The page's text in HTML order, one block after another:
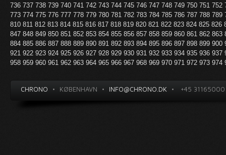
736 737 738 739 740 741 742 743 744 745 746 747 748 749 750 751 752
773 774 775 776 777 778 779 780 781 782 783 784 785 786 787 788 789
810 811 812 813 814 815 816 817 818 819 820 821 822 823 824 825 826
847 848 849 850 851 852 853 854 855 856 857 858 859 860 861 862 863
884 885 886 887 888 889 890 891 892 893 894 895 896 897 898 899 900
921 922 923 924 925 926 927 928 929 930 931 932 933 934 935 936 937
958 959 960 961 962 963 964 965 966 967 968 969 970 971 972 973 974
CHRONO • KØBENHAVN • INFO@CHRONO.DK • +45 31165000